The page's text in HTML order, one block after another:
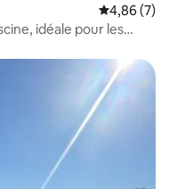
Évaluation
4,86 (7)
idéale pour les